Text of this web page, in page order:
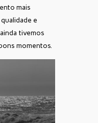
mais
e
tivemos
momentos.